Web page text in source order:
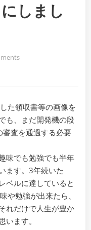
しまし
on
ら
稿
で
き
う
に
し
た
領
書
た領収書等の画像を
も、まだ開発機の段
査を通過する必要
味でも勉強でも半年
ます。3年続いた
ベルに達していると
や勉強が出来たら、
れだけで人生が豊か
ます。